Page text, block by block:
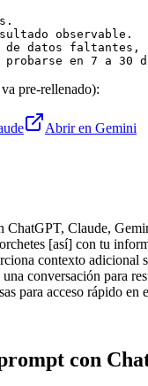
observable.
de datos
probarse en 7 a 30
pre-rellenado):
Abrir en Gemini
ChatGPT, Claude,
[así] con tu
contexto adicional
conversación para
para acceso rápido en
con